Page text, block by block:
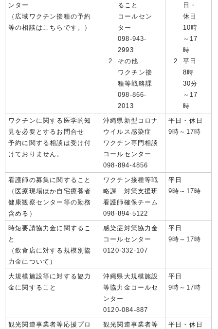
ンター
（広域ワクチン接種の予約
等の相談はこちらです。）
ること
コールセン
ター
098-943-
2993
その他
ワクチン接
種等戦略課
098-866-
2013
日・
休日
10時
～17
時
平日
8時
30分
～17
時
ワクチンに関する医学的知
見を必要とするお問合せ
予約に関する相談は受け付
けておりません。
沖縄県新型コロナ
ウイルス感染症
ワクチン専門相談
コールセンター
098-894-4856
平日・休日
9時～17時
看護師の募集に関すること
（医療現場ほか自宅療養者
健康観察センター等の勤務
含める）
ワクチン接種等戦
略課 対策支援班
看護師確保チーム
098-894-5122
平日
9時～17時
時短要請協力金に関するこ
と
（飲食店に対する規模別協
力金について）
感染症対策協力金
コールセンター
0120-332-107
平日
9時～17時
大規模施設等に対する協力
金に関すること
沖縄県大規模施設
等協力金コールセ
ンター
0120-084-887
平日
9時～17時
観光関連事業者等応援プロ
観光関連事業者等
平日・休日